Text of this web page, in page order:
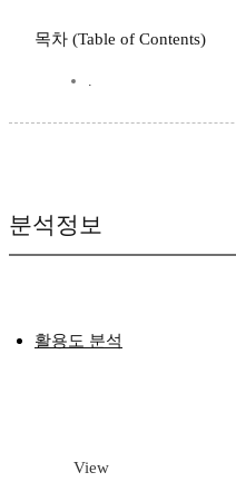
목차 (Table of Contents)
.
분석정보
활용도 분석
View